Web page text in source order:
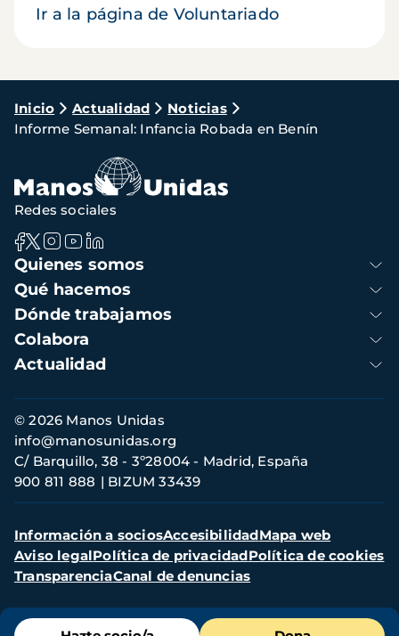
Ir a la página de Voluntariado
Ruta
de
navegación
Inicio Actualidad
Noticias
Informe Semanal: Infancia Robada en Benín
Menú
Navegación
principal
Quienes somos
Qué hacemos
Dónde trabajamos
Colabora
Actualidad
Redes sociales
Información
de
contacto
© 2026 Manos Unidas
C/ Barquillo, 38 - 3º28004 - Madrid, España
900 811 888
BIZUM 33439
info@manosunidas.org
Menú
secundario
Información a sociosAccesibilidadMapa web
Aviso legalPolítica de privacidadPolítica de cookies
TransparenciaCanal de denuncias